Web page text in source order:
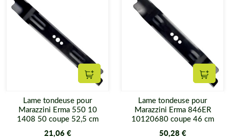
Ajouter au panier
Lame tondeuse pour
Marazzini Erma 550 10
1408 50 coupe 52,5 cm
21,06 €
Lame tondeuse pour
Marazzini Erma 846ER
10120680 coupe 46 cm
50,28 €